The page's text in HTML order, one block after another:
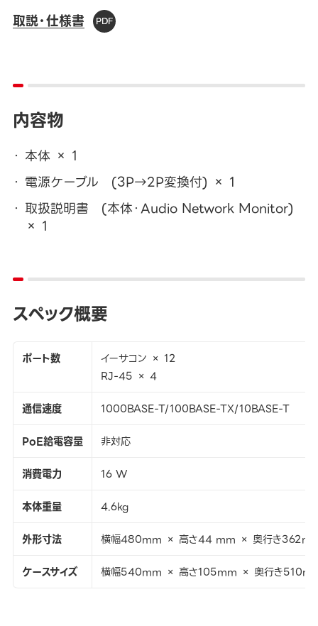
取説・仕様書
内容物
本体 × 1
電源ケーブル (3P→2P変換付) × 1
取扱説明書 (本体・Audio Network Monitor)
× 1
スペック概要
ポート数
イーサコン × 12
RJ-45 × 4
通信速度
1000BASE-T/100BASE-TX/10BASE-T
PoE給電容量
非対応
消費電力
16 W
本体重量
4.6kg
外形寸法
横幅480mm × 高さ44 mm × 奥行き
ケースサイズ
横幅540mm × 高さ105mm × 奥行き